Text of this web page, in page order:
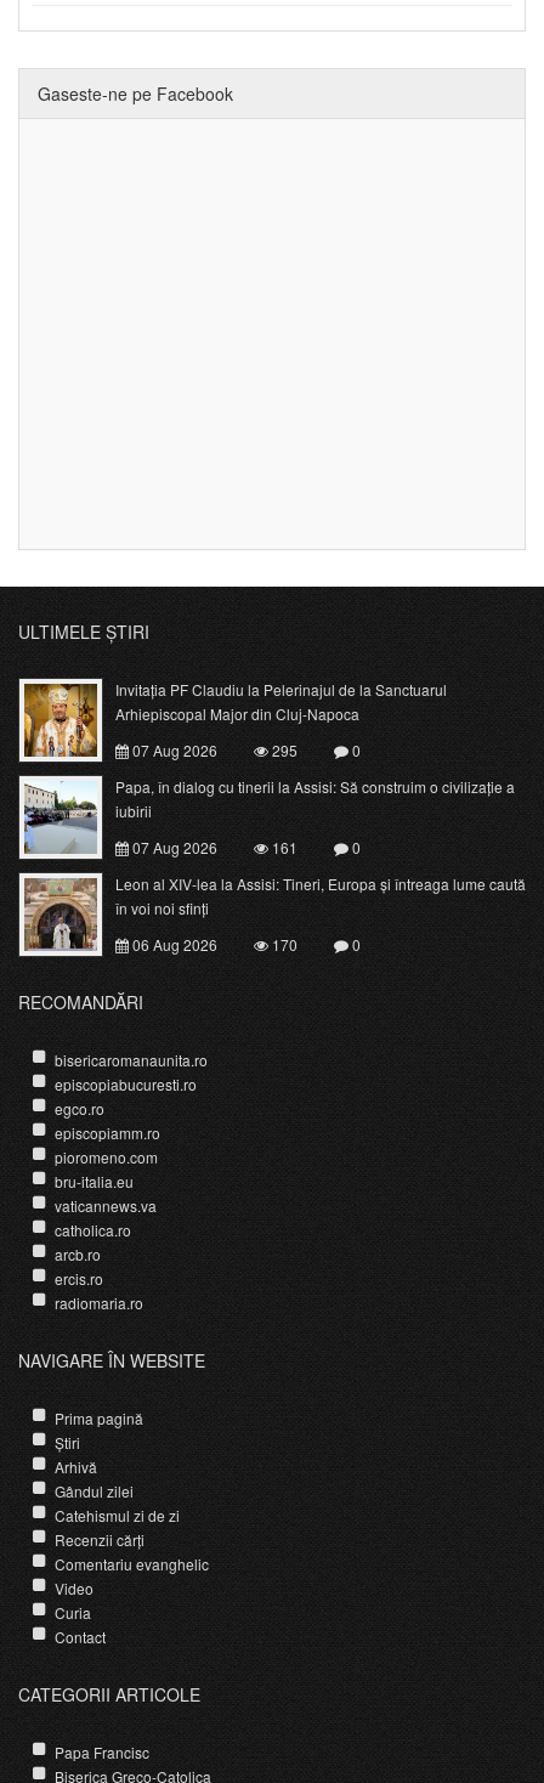
Gaseste-ne pe Facebook
ULTIMELE ȘTIRI
Invitația PF Claudiu la Pelerinajul de la Sanctuarul
Arhiepiscopal Major din Cluj-Napoca
07 Aug 2026
295
0
Papa, în dialog cu tinerii la Assisi: Să construim o civilizație a
iubirii
07 Aug 2026
161
0
Leon al XIV-lea la Assisi: Tineri, Europa și întreaga lume caută
în voi noi sfinți
06 Aug 2026
170 0
RECOMANDĂRI
bisericaromanaunita.ro
episcopiabucuresti.ro
egco.ro
episcopiamm.ro
pioromeno.com
bru-italia.eu
vaticannews.va
catholica.ro
arcb.ro
ercis.ro
radiomaria.ro
NAVIGARE ÎN WEBSITE
Prima pagină
Știri
Arhivă
Gândul zilei
Catehismul zi de zi
Recenzii cărți
Comentariu evanghelic
Video
Curia
Contact
CATEGORII ARTICOLE
Papa Francisc
Biserica Greco-Catolica